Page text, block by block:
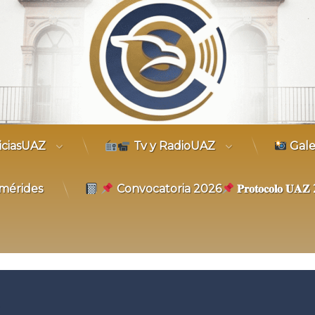
Tv y RadioUAZ
Convocatoria 2026 𝐏𝐫𝐨𝐭𝐨𝐜𝐨𝐥𝐨